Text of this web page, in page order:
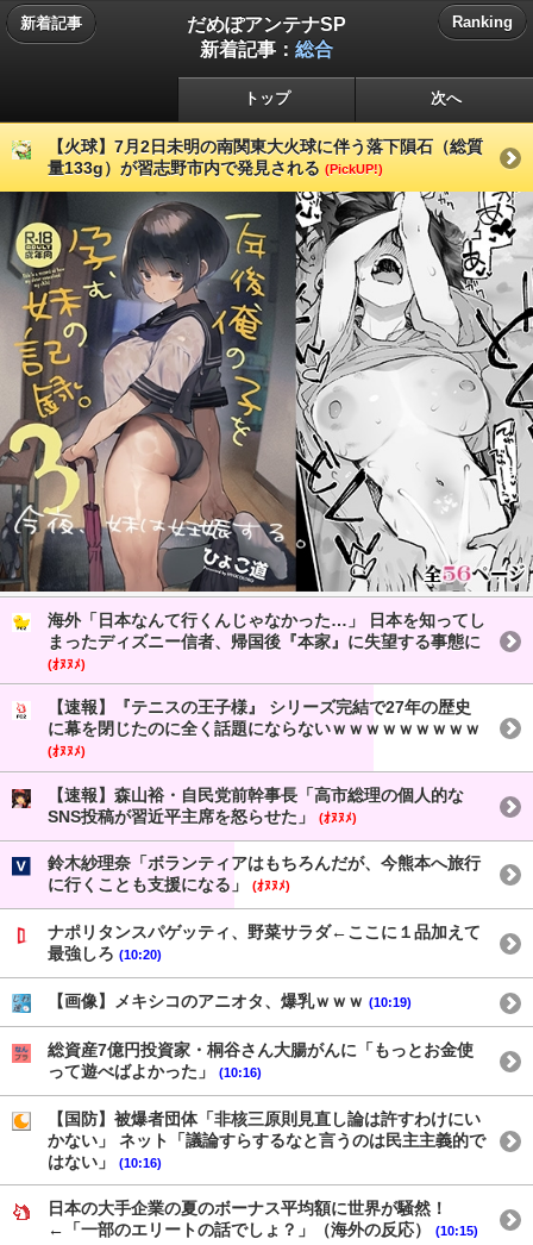
新着記事
だめぽアンテナSP
新着記事： 総合
Ranking
トップ 次へ
【火球】7月2日未明の南関東大火球に伴う落下隕石（総質
量133g）が習志野市内で発見される (PickUP!)
海外「日本なんて行くんじゃなかった…」 日本を知ってし
まったディズニー信者、帰国後『本家』に失望する事態に
(ｵﾇﾇﾒ)
【速報】『テニスの王子様』 シリーズ完結で27年の歴史
に幕を閉じたのに全く話題にならないｗｗｗｗｗｗｗｗｗ
(ｵﾇﾇﾒ)
【速報】森山裕・自民党前幹事長「高市総理の個人的な
SNS投稿が習近平主席を怒らせた」
(ｵﾇﾇﾒ)
鈴木紗理奈「ボランティアはもちろんだが、今熊本へ旅行
に行くことも支援になる」
(ｵﾇﾇﾒ)
ナポリタンスパゲッティ、野菜サラダ←ここに１品加えて
最強しろ (10:20)
【画像】メキシコのアニオタ、爆乳ｗｗｗ (10:19)
総資産7億円投資家・桐谷さん大腸がんに「もっとお金使
って遊べばよかった」
(10:16)
【国防】被爆者団体「非核三原則見直し論は許すわけにい
かない」 ネット「議論すらするなと言うのは民主主義的で
はない」
(10:16)
日本の大手企業の夏のボーナス平均額に世界が騒然！
←「一部のエリートの話でしょ？」（海外の反応）
(10:15)